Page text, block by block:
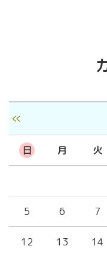
«
日 月 火
5 6 7
12 13 14